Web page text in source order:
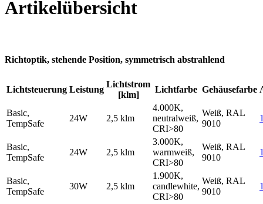
Artikelübersicht
Richtoptik, stehende Position, symmetrisch abstrahlend
Lichtsteuerung Leistung
Lichtstrom
[klm]
Lichtfarbe Gehäusefarbe
Basic,
TempSafe
24W 2,5 klm
4.000K,
neutralweiß,
CRI>80
Weiß, RAL
9010
Basic,
TempSafe
24W 2,5 klm
3.000K,
warmweiß,
CRI>80
Weiß, RAL
9010
Basic,
TempSafe
30W 2,5 klm
1.900K,
candlewhite,
CRI>80
Weiß, RAL
9010